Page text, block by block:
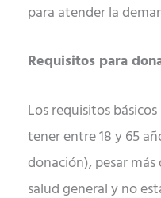
para atender la
Requisitos para
Los requisitos
tener entre 18 y 65
donación), pesar
salud general y no